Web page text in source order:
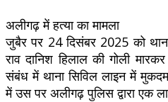
अलीगढ़ में हत्या का मामला
जुबैर पर 24 दिसंबर 2025 को
राव दानिश हिलाल की गोली
संबंध में थाना सिविल लाइन में
में उस पर अलीगढ़ पुलिस द्वारा एक